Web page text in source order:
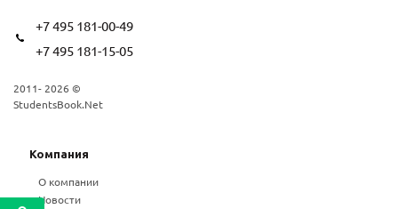
+7 495 181-00-49
+7 495 181-15-05
2011- 2026 ©
StudentsBook.Net
Компания
О компании
Новости